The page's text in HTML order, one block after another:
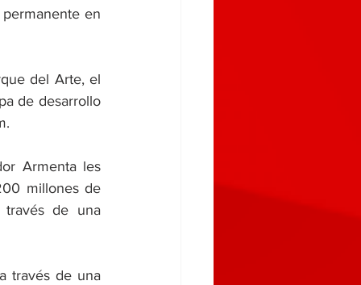
del Arte, el
de desarrollo
Armenta les
millones de
de una
través de una